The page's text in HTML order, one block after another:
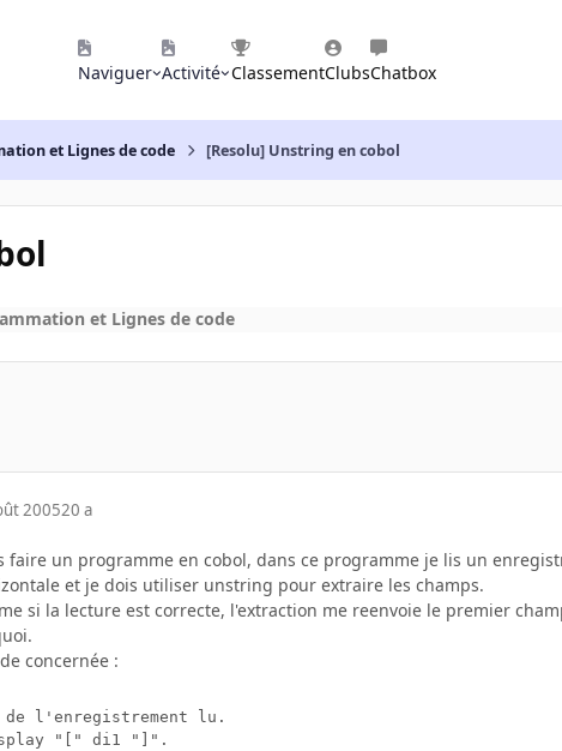
Naviguer Activité ClassementClubsChatbox
et Lignes de code [Resolu] Unstring en cobol
et Lignes de code
200520 a
faire un programme en cobol, dans ce programme je lis un
et je dois utiliser unstring pour extraire les champs.
si la lecture est correcte, l'extraction me reenvoie le premier
concernée :
l'enregistrement lu.
"[" di1 "]".